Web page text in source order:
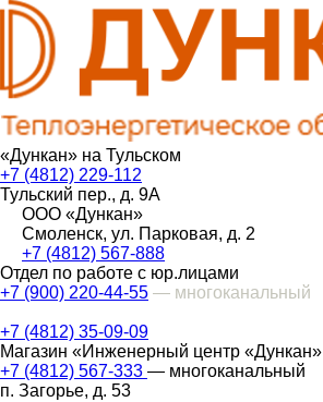
«Дункан» на Тульском
+7 (4812) 229-112
Тульский пер., д. 9А
ООО «Дункан»
Смоленск, ул. Парковая, д. 2
+7 (4812) 567-888
Отдел по работе с юр.лицами
+7 (900) 220-44-55 — многоканальный
+7 (4812) 35-09-09
Магазин «Инженерный центр «Дункан»
+7 (4812) 567-333 — многоканальный
п. Загорье, д. 53